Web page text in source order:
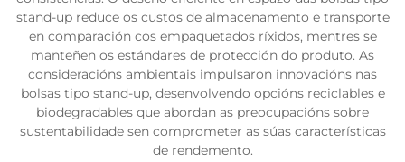
stand-up reduce os custos de almacenamento e transporte
en comparación cos empaquetados ríxidos, mentres se
manteñen os estándares de protección do produto. As
consideracións ambientais impulsaron innovacións nas
bolsas tipo stand-up, desenvolvendo opcións reciclables e
biodegradables que abordan as preocupacións sobre
sustentabilidade sen comprometer as súas características
de rendemento.